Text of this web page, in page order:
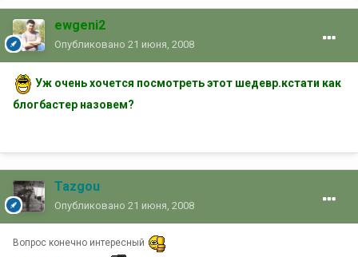
ewgeni2
Опубликовано 21 июня, 2008
Уж очень хочется посмотреть этот шедевр.кстати как
блогбастер назовем?
Tazgou
Опубликовано 21 июня, 2008
Вопрос конечно интересный